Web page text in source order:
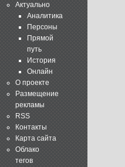
Актуально
Аналитика
Персоны
Прямой
путь
История
Онлайн
О проекте
Размещение
рекламы
RSS
Контакты
Карта сайта
Облако
тегов